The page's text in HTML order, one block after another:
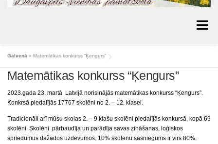
Menu
AKTUALITĀTES PAR SKOLU
VECĀKIEM BIBLIOTĒKA PROJEKTI
KONTAKTI TOPOŠIE PIRMKLASNIEKI
ĒDIENKARTES
Galvenā » Matemātikas konkurss “Ķengurs”
Matemātikas konkurss “Ķengurs”
2023.gada 23. martā Latvijā norisinājās matemātikas konkurss “Ķengurs”.
Konkrsā piedalījās 17767 skolēni no 2. – 12. klasei.
Tradicionāli arī mūsu skolas 2. – 9.klašu skolēni piedalījās konkursā, kopā 69
skolēni. Skolēni pārbaudīja un parādīja savas zināšanas, loģiskos
spriedumus dažādos uzdevumos. 10% skolēnu sasniegums ir virs 80%.